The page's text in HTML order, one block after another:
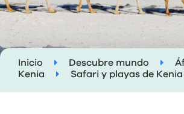
Inicio Descubre mundo
Kenia
Safari y playas de Kenia